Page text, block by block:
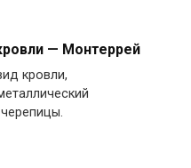
— Монтеррей
кровли,